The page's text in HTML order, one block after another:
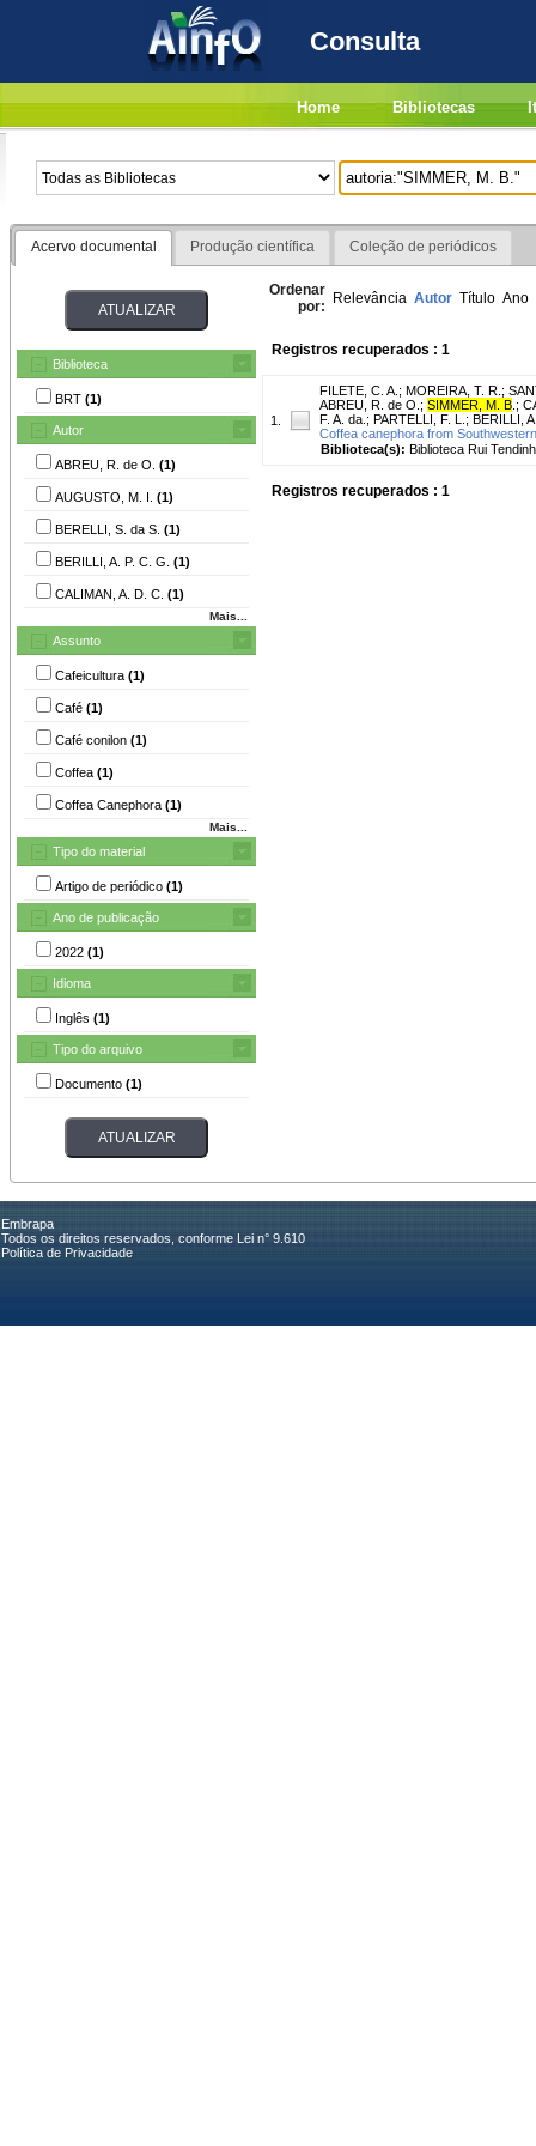
Consulta
Home Bibliotecas
Acervo documental Produção científica Coleção de periódicos
Biblioteca
BRT (1)
Autor
ABREU, R. de O. (1)
AUGUSTO, M. I. (1)
BERELLI, S. da S. (1)
BERILLI, A. P. C. G. (1)
CALIMAN, A. D. C. (1)
Mais...
Assunto
Cafeicultura (1)
Café (1)
Café conilon (1)
Coffea (1)
Coffea Canephora (1)
Mais...
Tipo do material
Artigo de periódico (1)
Ano de publicação
2022 (1)
Idioma
Inglês (1)
Tipo do arquivo
Documento (1)
Ordenar
por: Relevância Autor Título Ano
Registros recuperados : 1
1.
FILETE, C. A. ; MOREIRA, T. R. ;
ABREU, R. de O. ; SIMMER, M. B ;
F. A. da. ; PARTELLI, F. L. ; BERILLI,
Coffea canephora from
Biblioteca(s): Biblioteca Rui
Registros recuperados : 1
Embrapa
Todos os direitos reservados, conforme Lei n° 9.610
Política de Privacidade